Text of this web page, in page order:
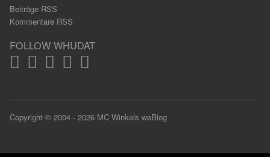
Beiträge RSS
Kommentare RSS
FOLLOW WHUDAT
Copyright © 2004 - 2026 MC Winkels weBlog